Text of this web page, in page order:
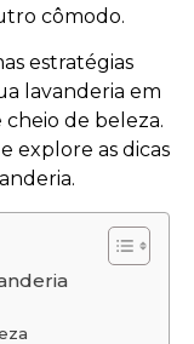
cômodo.
estratégias
lavanderia em
de beleza.
explore as dicas